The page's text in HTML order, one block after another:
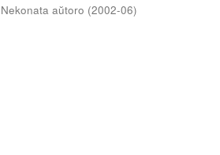
Nekonata aŭtoro (2002-06)